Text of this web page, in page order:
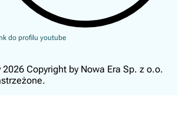
do profilu youtube
Copyright by Nowa Era Sp. z o.o.